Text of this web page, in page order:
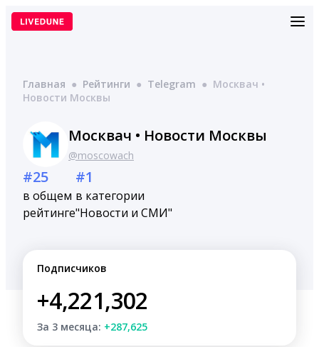
Перейти
Главная ● Рейтинги ● Telegram ● Москвач •
Новости Москвы
Москвач • Новости Москвы
@moscowach
#25
в общем
рейтинге
#1
в категории
"Новости и СМИ"
Подписчиков
+4,221,302
За 3 месяца: +287,625